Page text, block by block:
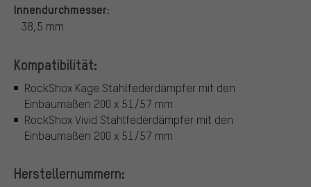
Innendurchmesser:
38,5 mm
Kompatibilität:
RockShox Kage Stahlfederdämpfer mit den
Einbaumaßen 200 x 51/57 mm
RockShox Vivid Stahlfederdämpfer mit den
Einbaumaßen 200 x 51/57 mm
Herstellernummern: